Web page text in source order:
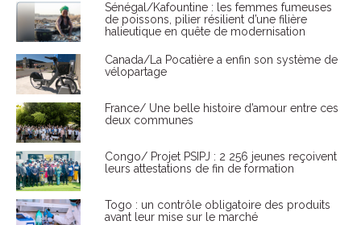
Sénégal/Kafountine : les femmes fumeuses
de poissons, pilier résilient d’une filière
halieutique en quête de modernisation
Canada/La Pocatière a enfin son système de
vélopartage
France/ Une belle histoire d’amour entre ces
deux communes
Congo/ Projet PSIPJ : 2 256 jeunes reçoivent
leurs attestations de fin de formation
Togo : un contrôle obligatoire des produits
avant leur mise sur le marché